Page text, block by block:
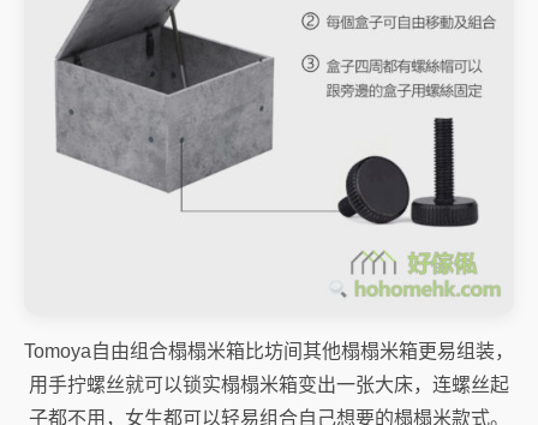
Tomoya自由组合榻榻米箱比坊间其他榻榻米箱更易组装，
用手拧螺丝就可以锁实榻榻米箱变出一张大床，连螺丝起
子都不用，女生都可以轻易组合自己想要的榻榻米款式。